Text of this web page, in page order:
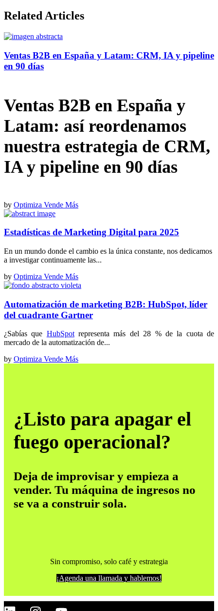
Related Articles
Ventas B2B en España y Latam: CRM, IA y pipeline
en 90 días
Ventas B2B en España y
Latam: así reordenamos
nuestra estrategia de CRM,
IA y pipeline en 90 días
by Optimiza Vende Más
Estadísticas de Marketing Digital para 2025
En un mundo donde el cambio es la única constante, nos dedicamos
a investigar continuamente las...
by Optimiza Vende Más
Automatización de marketing B2B: HubSpot, líder
del cuadrante Gartner
¿Sabías que HubSpotrepresenta más del 28 % de la cuota de
mercado de la automatización de...
by Optimiza Vende Más
¿Listo para apagar el
fuego operacional?
Deja de improvisar y empieza a
vender. Tu máquina de ingresos no
se va a construir sola.
Sin compromiso, solo café y estrategia
¡Agenda una llamada y hablemos!